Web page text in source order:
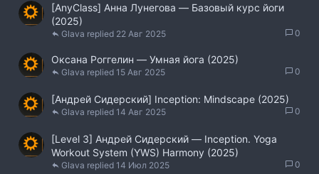
[AnyClass] Анна Лунегова ― Базовый курс йоги
(2025)
0
22 Авг 2025
Glava
Оксана Роггелин ― Умная йога (2025)
0
15 Авг 2025
Glava
[Андрей Сидерский] Inception: Mindscape (2025)
0
14 Авг 2025
Glava
[Level 3] Андрей Сидерский ― Inception. Yoga
Workout System (YWS) Harmony (2025)
0
14 Июл 2025
Glava